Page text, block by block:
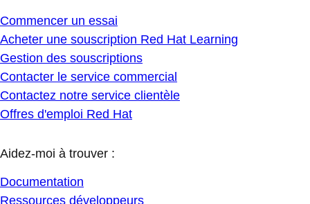
Commencer un essai
Acheter une souscription Red Hat Learning
Gestion des souscriptions
Contacter le service commercial
Contactez notre service clientèle
Offres d'emploi Red Hat
Aidez-moi à trouver :
Documentation
Ressources développeurs